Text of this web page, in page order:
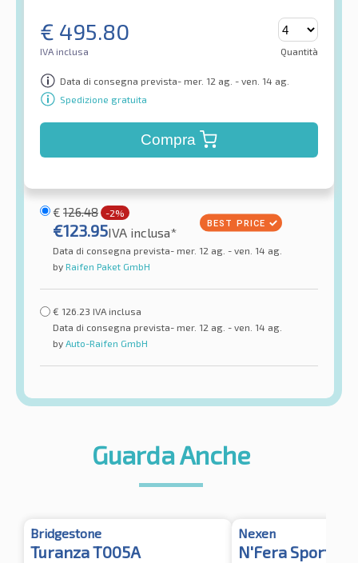
€ 495.80
IVA inclusa Quantità
Data di consegna prevista- mer. 12 ag. - ven. 14 ag.
Spedizione gratuita
Compra
€ 126.48 -2%
€123.95IVA inclusa*
Data di consegna prevista- mer. 12 ag. - ven. 14 ag.
by Raifen Paket GmbH
€ 126.23 IVA inclusa
Data di consegna prevista- mer. 12 ag. - ven. 14 ag.
by Auto-Raifen GmbH
Guarda Anche
Bridgestone
Turanza T005A
Nexen
N'Fera Sport